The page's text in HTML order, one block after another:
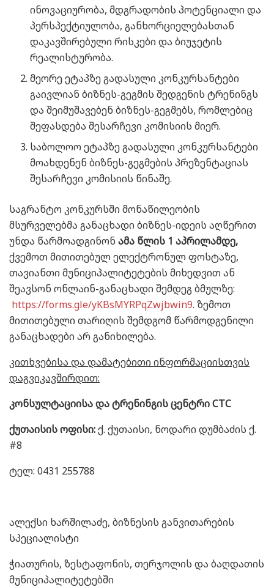
ინოვაციურობა, მდგრადობის პოტენციალი და
პერსპექტიულობა, განხორციელებასთან
დაკავშირებული რისკები და ბიუჯეტის
რეალისტურობა.
მეორე ეტაპზე გადასული კონკურსანტები
გაივლიან ბიზნეს-გეგმის შედგენის ტრენინგს
და შეიმუშავებენ ბიზნეს-გეგმებს, რომლებიც
შეფასდება შესარჩევი კომისიის მიერ.
საბოლოო ეტაპზე გადასული კონკურსანტები
მოახდენენ ბიზნეს-გეგმების პრეზენტაციას
შესარჩევი კომისიის წინაშე.
საგრანტო კონკურსში მონაწილეობის
მსურველებმა განაცხადი ბიზნეს-იდეის აღწერით
უნდა წარმოადგინონ ამა წლის 1 აპრილამდე,
ქვემოთ მითითებულ ელექტრონულ ფოსტაზე,
თავიანთი მუნიციპალიტეტების მიხედვით ან
შეავსონ ონლაინ-განაცხადი შემდეგ ბმულზე:
https://forms.gle/yKBsMYRPqZwjbwin9. ზემოთ
მითითებული თარიღის შემდგომ წარმოდგენილი
განაცხადები არ განიხილება.
კითხვებისა და დამატებითი ინფორმაციისთვის
დაგვიკავშირდით:
კონსულტაციისა და ტრენინგის ცენტრი CTC
ქუთაისის ოფისი:ქ. ქუთაისი, ნოდარი დუმბაძის ქ.
#8
ტელ: 0431 255788
ალექსი ხარშილაძე, ბიზნესის განვითარების
სპეციალისტი
ჭიათურის, ზესტაფონის, თერჯოლის და ბაღდათის
მუნიციპალიტეტებში